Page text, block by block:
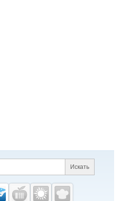
информация
Поиск по сайту и
Искать
проекты